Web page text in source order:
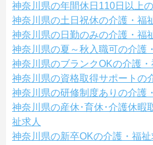
神奈川県の年間休日110日以上
神奈川県の土日祝休の介護・福
神奈川県の日勤のみの介護・福
神奈川県の夏～秋入職可の介護
神奈川県のブランクOKの介護・
神奈川県の資格取得サポートの
神奈川県の研修制度ありの介護
神奈川県の産休･育休･介護休暇
祉求人
神奈川県の新卒OKの介護・福祉